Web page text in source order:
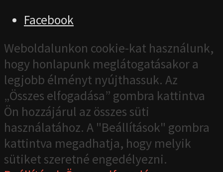
Facebook
Weboldalunkon cookie-kat használunk,
hogy honlapunk meglátogatásakor a
legjobb élményt nyújthassuk. Az
„Összes elfogadása” gombra kattintva
Ön hozzájárul az összes süti
használatához. A "Beállítások" gombra
kattintva megadhatja, hogy melyik
sütiket szeretné engedélyezni.